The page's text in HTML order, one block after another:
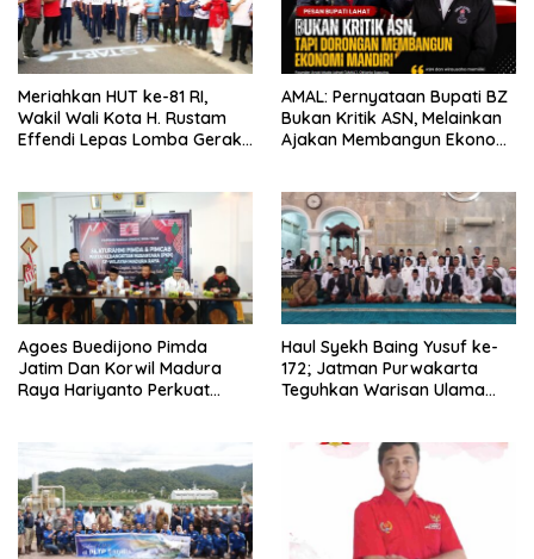
Meriahkan HUT ke-81 RI,
Wakil Wali Kota H. Rustam
Effendi Lepas Lomba Gerak
AMAL: Pernyataan Bupati BZ
Bukan Kritik ASN, Melainkan
Ajakan Membangun Ekonomi
Agoes Buedijono Pimda
Jatim Dan Korwil Madura
Raya Hariyanto Perkuat
Haul Syekh Baing Yusuf ke-
172; Jatman Purwakarta
Teguhkan Warisan Ulama